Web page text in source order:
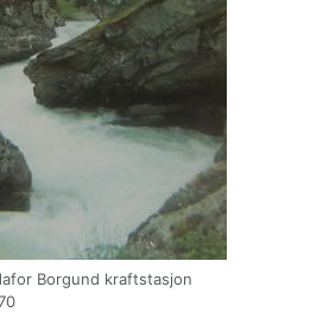
Borgund kraftstasjon